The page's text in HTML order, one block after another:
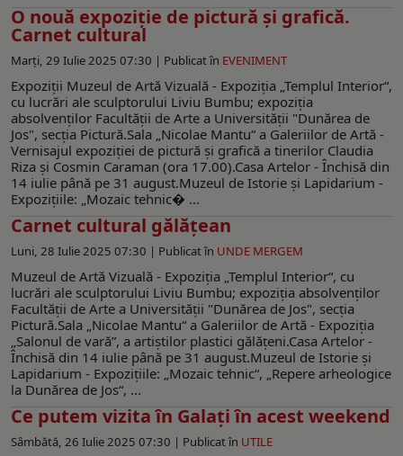
O nouă expoziţie de pictură și grafică.
Carnet cultural
Marți, 29 Iulie 2025 07:30 | Publicat în EVENIMENT
Expoziţii Muzeul de Artă Vizuală - Expoziţia „Templul Interior“,
cu lucrări ale sculptorului Liviu Bumbu; expoziţia
absolvenţilor Facultăţii de Arte a Universităţii "Dunărea de
Jos", secţia Pictură.Sala „Nicolae Mantu“ a Galeriilor de Artă -
Vernisajul expoziţiei de pictură și grafică a tinerilor Claudia
Riza și Cosmin Caraman (ora 17.00).Casa Artelor - Închisă din
14 iulie până pe 31 august.Muzeul de Istorie şi Lapidarium -
Expoziţiile: „Mozaic tehnic� ...
Carnet cultural gălățean
Luni, 28 Iulie 2025 07:30 | Publicat în UNDE MERGEM
Muzeul de Artă Vizuală - Expoziţia „Templul Interior“, cu
lucrări ale sculptorului Liviu Bumbu; expoziţia absolvenţilor
Facultăţii de Arte a Universităţii "Dunărea de Jos", secţia
Pictură.Sala „Nicolae Mantu“ a Galeriilor de Artă - Expoziţia
„Salonul de vară”, a artiştilor plastici gălăţeni.Casa Artelor -
Închisă din 14 iulie până pe 31 august.Muzeul de Istorie şi
Lapidarium - Expoziţiile: „Mozaic tehnic“, „Repere arheologice
la Dunărea de Jos“, ...
Ce putem vizita în Galați în acest weekend
Sâmbătă, 26 Iulie 2025 07:30 | Publicat în UTILE